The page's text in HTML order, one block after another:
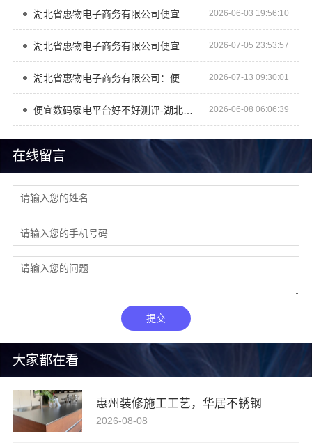
大家都在看
惠州装修施工工艺，华居不锈钢
2026-08-08
在线留言
提交
2026-06-03 19:56:10
2026-07-05 23:53:57
湖北省惠物电子商务有限公司：便宜数码家电平台好不好评测 2026-07-13 09:30:01
便宜数码家电平台好不好测评-湖北省惠物电子商务有限公司 2026-06-08 06:06:39